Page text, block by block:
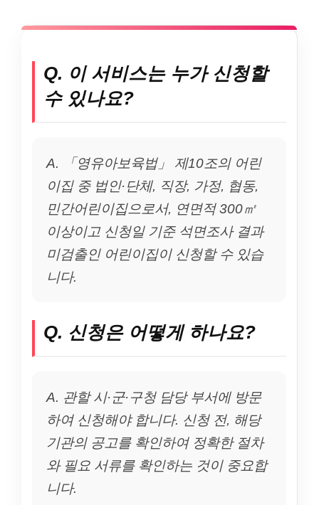
Q. 이 서비스는 누가 신청할
수 있나요?
A. 「영유아보육법」 제10조의 어린
이집 중 법인·단체, 직장, 가정, 협동,
민간어린이집으로서, 연면적 300㎡
이상이고 신청일 기준 석면조사 결과
미검출인 어린이집이 신청할 수 있습
니다.
Q. 신청은 어떻게 하나요?
A. 관할 시·군·구청 담당 부서에 방문
하여 신청해야 합니다. 신청 전, 해당
기관의 공고를 확인하여 정확한 절차
와 필요 서류를 확인하는 것이 중요합
니다.